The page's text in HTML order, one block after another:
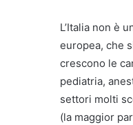
L’Italia non è
europea, che
crescono le
pediatria,
settori molti
(la maggior